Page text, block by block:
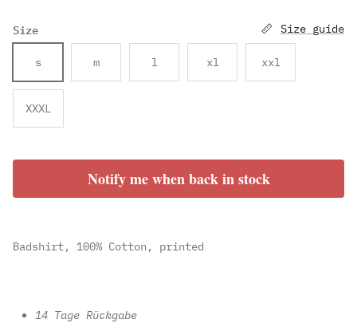
Size Size guide
s m l xl xxl
XXXL
Notify me when back in stock
Badshirt, 100% Cotton, printed
14 Tage Rückgabe